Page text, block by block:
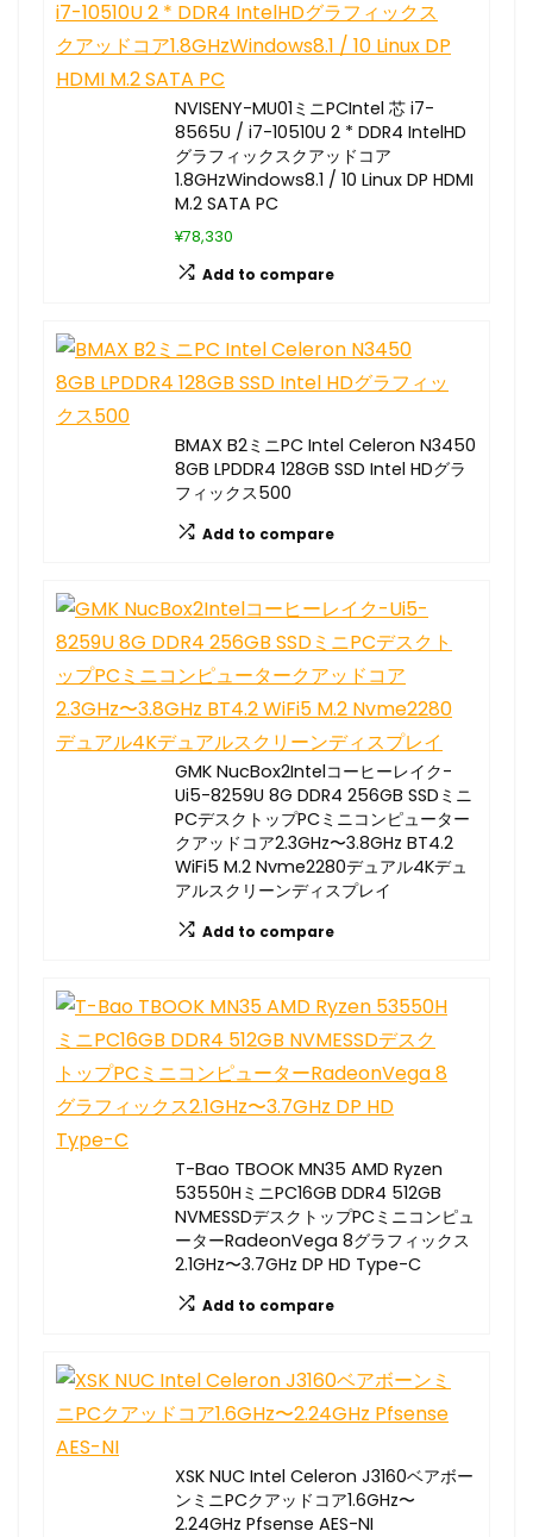
NVISENY-MU01ミニPCIntel 芯 i7-
8565U / i7-10510U 2 * DDR4 IntelHD
グラフィックスクアッドコア
1.8GHzWindows8.1 / 10 Linux DP HDMI
M.2 SATA PC
¥78,330
Add to compare
BMAX B2ミニPC Intel Celeron N3450
8GB LPDDR4 128GB SSD Intel HDグラ
フィックス500
Add to compare
GMK NucBox2Intelコーヒーレイク-
Ui5-8259U 8G DDR4 256GB SSDミニ
PCデスクトップPCミニコンピューター
クアッドコア2.3GHz〜3.8GHz BT4.2
WiFi5 M.2 Nvme2280デュアル4Kデュ
アルスクリーンディスプレイ
Add to compare
T-Bao TBOOK MN35 AMD Ryzen
53550HミニPC16GB DDR4 512GB
NVMESSDデスクトップPCミニコンピュ
ーターRadeonVega 8グラフィックス
2.1GHz〜3.7GHz DP HD Type-C
Add to compare
XSK NUC Intel Celeron J3160ベアボー
ンミニPCクアッドコア1.6GHz〜
2.24GHz Pfsense AES-NI